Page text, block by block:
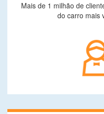
Mais de 1 milhão de
do carro mais